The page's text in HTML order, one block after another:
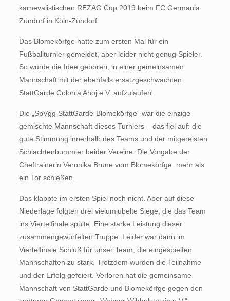
karnevalistischen REZAG Cup 2019 beim FC Germania
Zündorf in Köln-Zündorf.
Das Blomekörfge hatte zum ersten Mal für ein
Fußballturnier gemeldet, aber leider nicht genug Spieler.
So wurde die Idee geboren, in einer gemeinsamen
Mannschaft mit der ebenfalls ersatzgeschwächten
StattGarde Colonia Ahoj e.V. aufzulaufen.
Die „SpVgg StattGarde-Blomekörfge“ war die einzige
gemischte Mannschaft dieses Turniers – das fiel auf: die
gute Stimmung innerhalb des Teams und der mitgereisten
Schlachtenbummler beider Vereine. Die Vorgabe der
Cheftrainerin Veronika Brune vom Blomekörfge: mehr als
ein Tor schießen.
Das klappte im ersten Spiel noch nicht. Aber auf diese
Niederlage folgten drei vielumjubelte Siege, die das Team
ins Viertelfinale spülte. Eine starke Leistung dieser
zusammengewürfelten Truppe. Leider war dann im
Viertelfinale Schluß für unser Team, die eingespielten
Mannschaften zu stark. Trotzdem wurden die Teilnahme
und der Erfolg gefeiert. Verloren hat die gemeinsame
Mannschaft von StattGarde und Blomekörfge gegen den